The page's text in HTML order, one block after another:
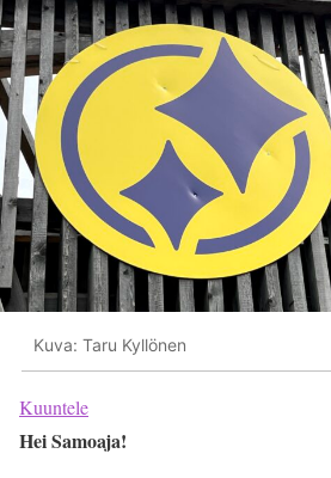
Kuva: Taru Kyllönen
Kuuntele
Hei Samoaja!